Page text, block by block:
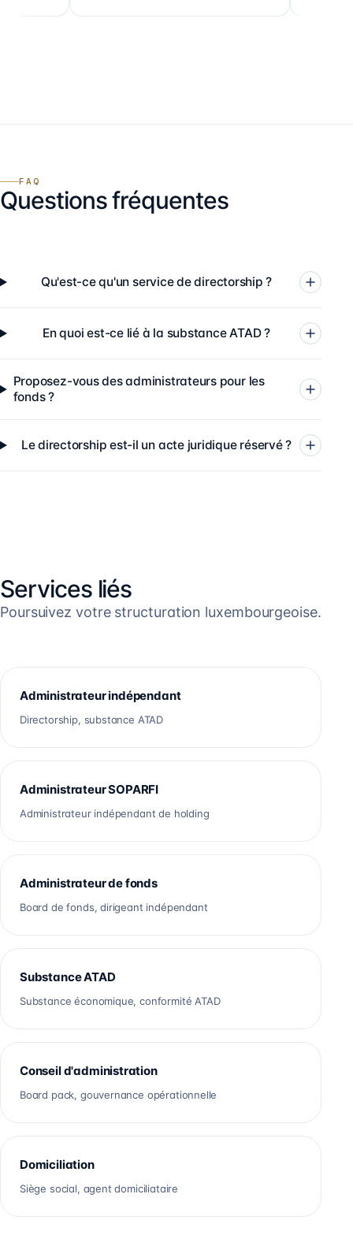
FAQ
Questions fréquentes
Qu'est-ce qu'un service de directorship ?
En quoi est-ce lié à la substance ATAD ?
Proposez-vous des administrateurs pour les
fonds ?
Le directorship est-il un acte juridique réservé ?
Services liés
Poursuivez votre structuration luxembourgeoise.
Administrateur indépendant
Directorship, substance ATAD
Administrateur SOPARFI
Administrateur indépendant de holding
Administrateur de fonds
Board de fonds, dirigeant indépendant
Substance ATAD
Substance économique, conformité ATAD
Conseil d'administration
Board pack, gouvernance opérationnelle
Domiciliation
Siège social, agent domiciliataire